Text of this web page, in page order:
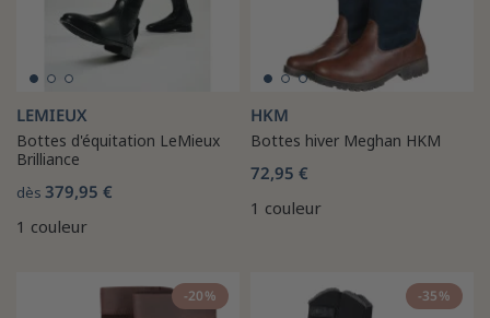
LEMIEUX
Bottes d'équitation LeMieux
Brilliance
dès 379,95 €
1 couleur
HKM
Bottes hiver Meghan HKM
72,95 €
1 couleur
-20% -35%